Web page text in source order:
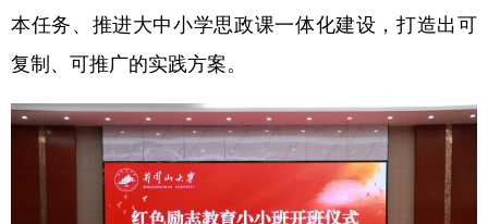
法律 中央文件 金融 汽车
食品 人居
学术中国 乡村振兴 银龄 溯源中国
城市 旅游 能源
娱乐 时尚
本任务、推进大中小学思政课一体化建设，打造出可
复制、可推广的实践方案。